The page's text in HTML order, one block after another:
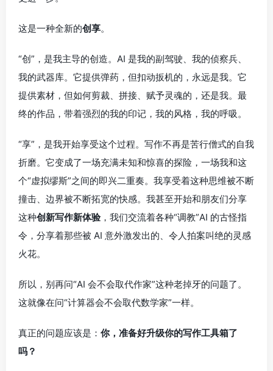
这是一种全新的创享。
“创”，是我主导的创造。AI 是我的副驾驶、我的侦察兵、
我的武器库。它提供弹药，但扣动扳机的，永远是我。它
提供素材，但如何剪裁、拼接、赋予灵魂的，还是我。最
终的作品，带着强烈的我的印记，我的风格，我的呼吸。
“享”，是我开始享受这个过程。写作不再是苦行僧式的自我
折磨。它变成了一场充满未知和惊喜的探险，一场我和这
个“虚拟缪斯”之间的即兴二重奏。我享受着这种思维被不断
撞击、边界被不断拓宽的快感。我甚至开始和朋友们分享
这种创新写作新体验，我们交流着各种“调教”AI 的古怪指
令，分享着那些被 AI 意外激发出的、令人拍案叫绝的灵感
火花。
所以，别再问“AI 会不会取代作家”这种老掉牙的问题了。
这就像在问“计算器会不会取代数学家”一样。
真正的问题应该是： 你，准备好升级你的写作工具箱了
吗？